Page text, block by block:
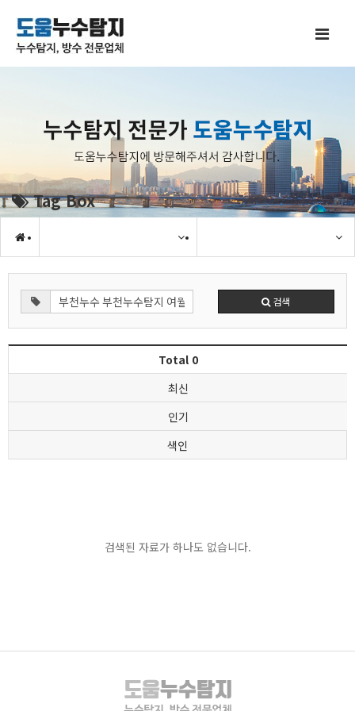
Tag Box
검색
Total 0
최신
인기
색인
검색된 자료가 하나도 없습니다.